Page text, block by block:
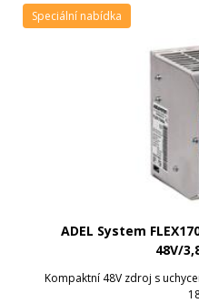
ADEL System
48V/
Kompaktní 48V zdroj s
Speciální nabídka